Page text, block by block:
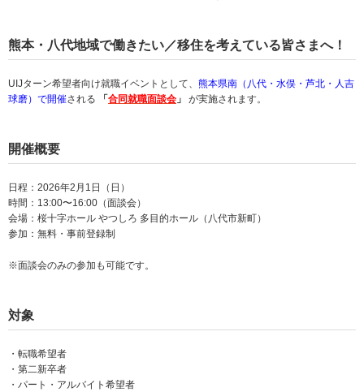
熊本・八代地域で働きたい／移住を考えている皆さまへ！
UIJターン希望者向け就職イベントとして、 熊本県南（八代・水俣・芦北・人吉
球磨）で開催される 「 合同就職面談会 」 が実施されます。
開催概要
日程：2026年2月1日（日）
時間：13:00〜16:00（面談会）
会場：桜十字ホール やつしろ 多目的ホール（八代市新町）
参加：無料・事前登録制
※面談会のみの参加も可能です。
対象
・転職希望者
・第二新卒者
・パート・アルバイト希望者